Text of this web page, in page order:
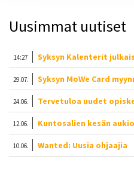
Uusimmat uutiset
14:27 Syksyn Kalenterit
29.07. Syksyn MoWe Card
24.06. Tervetuloa uudet
12.06. Kuntosalien kesän
10.06. Wanted: Uusia ohjaajia